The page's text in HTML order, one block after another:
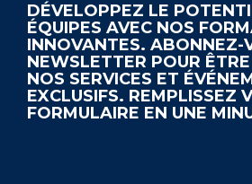
DÉVELOPPEZ LE
ÉQUIPES AVEC NOS
INNOVANTES. ABONNEZ-
NEWSLETTER POUR
NOS SERVICES ET
EXCLUSIFS. REMPLISSEZ
FORMULAIRE EN UNE